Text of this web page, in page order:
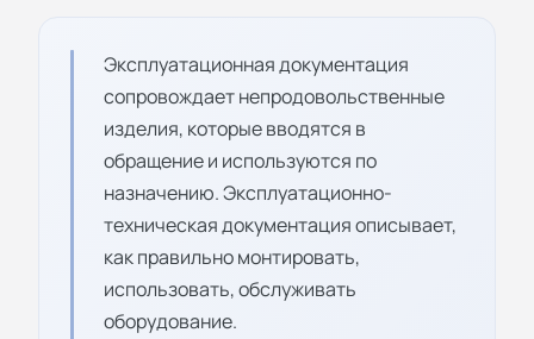
Эксплуатационная документация
сопровождает непродовольственные
изделия, которые вводятся в
обращение и используются по
назначению. Эксплуатационно-
техническая документация описывает,
как правильно монтировать,
использовать, обслуживать
оборудование.